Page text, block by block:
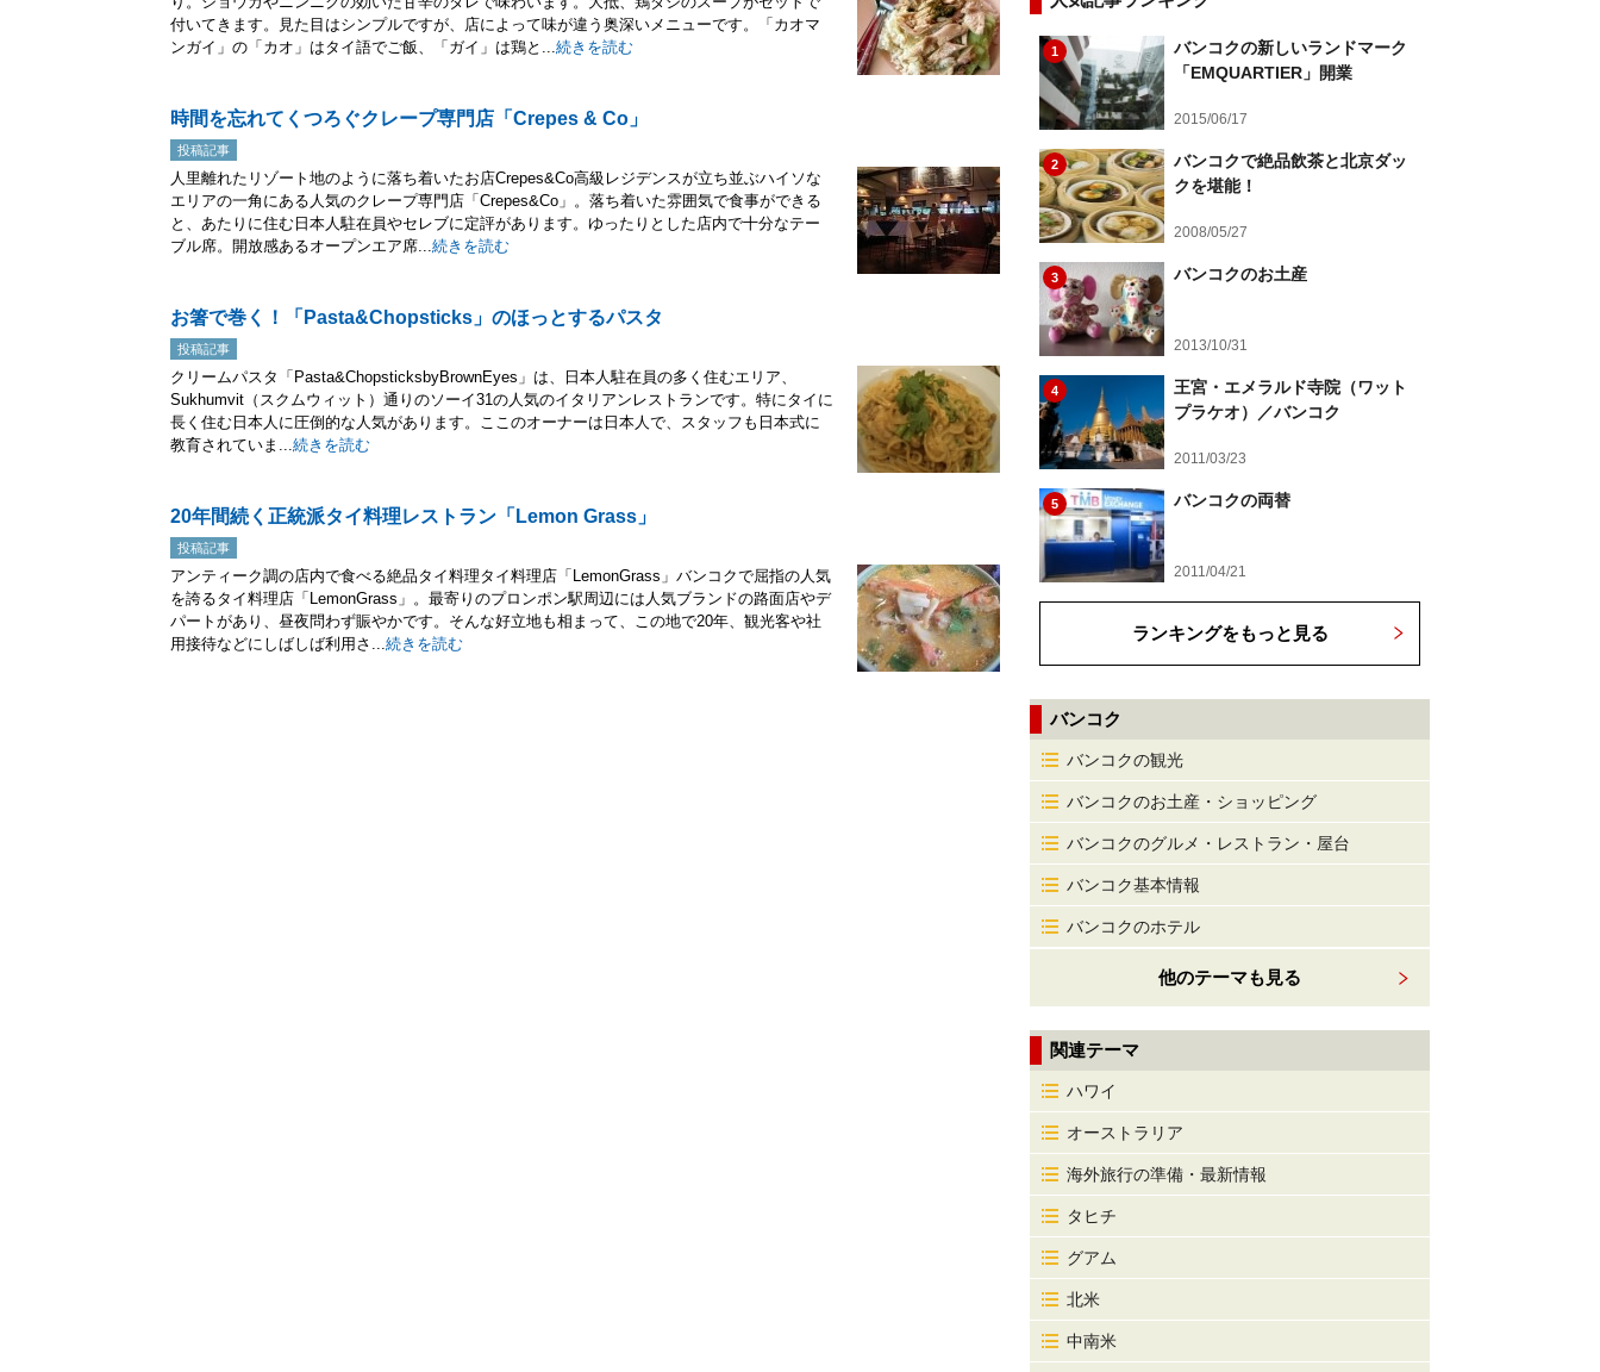
付いてきます。見た目はシンプルですが、店によって味が違う奥深いメニューです。「カオマ
ンガイ」の「カオ」はタイ語でご飯、「ガイ」は鶏と...続きを読む
時間を忘れてくつろぐクレープ専門店「Crepes & Co」
投稿記事
人里離れたリゾート地のように落ち着いたお店Crepes&Co高級レジデンスが立ち並ぶハイソな
エリアの一角にある人気のクレープ専門店「Crepes&Co」。落ち着いた雰囲気で食事ができる
と、あたりに住む日本人駐在員やセレブに定評があります。ゆったりとした店内で十分なテー
ブル席。開放感あるオープンエア席...続きを読む
お箸で巻く！「Pasta&Chopsticks」のほっとするパスタ
投稿記事
クリームパスタ「Pasta&ChopsticksbyBrownEyes」は、日本人駐在員の多く住むエリア、
Sukhumvit（スクムウィット）通りのソーイ31の人気のイタリアンレストランです。特にタイに
長く住む日本人に圧倒的な人気があります。ここのオーナーは日本人で、スタッフも日本式に
教育されていま...続きを読む
20年間続く正統派タイ料理レストラン「Lemon Grass」
投稿記事
アンティーク調の店内で食べる絶品タイ料理タイ料理店「LemonGrass」バンコクで屈指の人気
を誇るタイ料理店「LemonGrass」。最寄りのプロンポン駅周辺には人気ブランドの路面店やデ
パートがあり、昼夜問わず賑やかです。そんな好立地も相まって、この地で20年、観光客や社
用接待などにしばしば利用さ...続きを読む
1
バンコクの新しいランドマーク
「EMQUARTIER」開業
2015/06/17
2
バンコクで絶品飲茶と北京ダッ
クを堪能！
2008/05/27
3 バンコクのお土産
2013/10/31
4
王宮・エメラルド寺院（ワット
プラケオ）／バンコク
2011/03/23
5 バンコクの両替
2011/04/21
ランキングをもっと見る
バンコク
バンコクの観光
バンコクのお土産・ショッピング
バンコクのグルメ・レストラン・屋台
バンコク基本情報
バンコクのホテル
他のテーマも見る
関連テーマ
ハワイ
オーストラリア
海外旅行の準備・最新情報
タヒチ
グアム
北米
中南米